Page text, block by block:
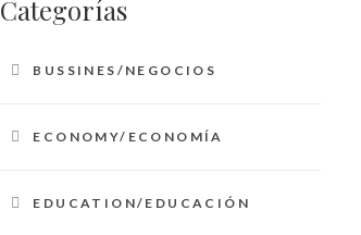
Categorías
BUSSINES/NEGOCIOS
ECONOMY/ECONOMÍA
EDUCATION/EDUCACIÓN